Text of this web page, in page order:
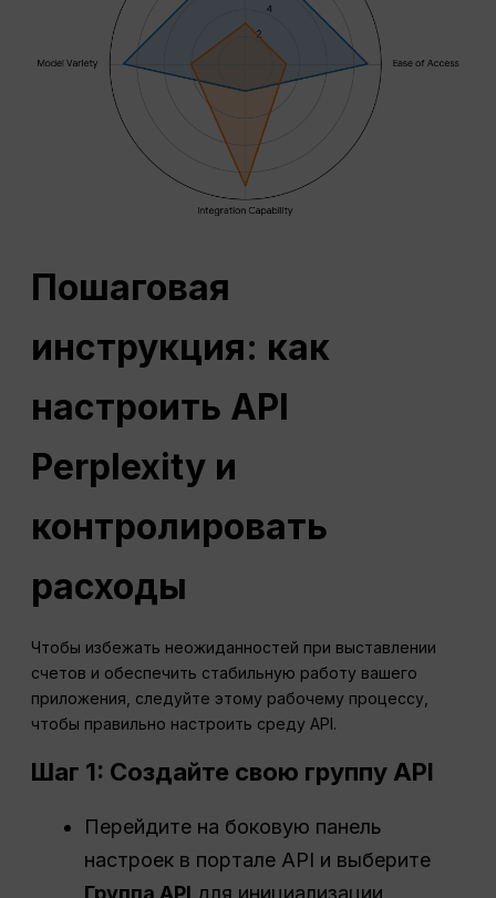
Пошаговая
инструкция: как
настроить API
Perplexity и
контролировать
расходы
Чтобы избежать неожиданностей при выставлении
счетов и обеспечить стабильную работу вашего
приложения, следуйте этому рабочему процессу,
чтобы правильно настроить среду API.
Шаг 1: Создайте свою группу API
Перейдите на боковую панель
настроек в портале API и выберите